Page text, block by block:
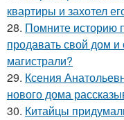
квартиры и захотел
28. Помните историю
продавать свой дом и
магистрали?
29. Ксения
нового дома
30. Китайцы